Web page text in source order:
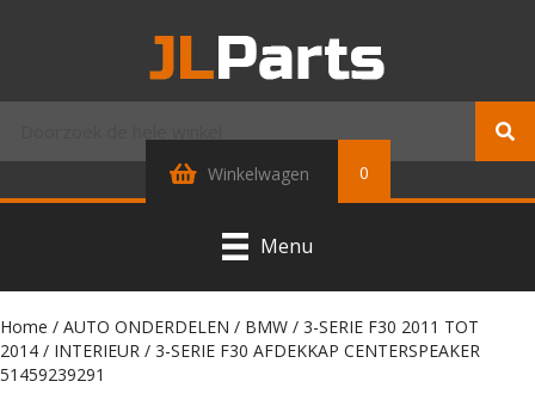
Winkelwagen 0
Menu
Home / AUTO ONDERDELEN / BMW / 3-SERIE F30 2011 TOT
2014 / INTERIEUR / 3-SERIE F30 AFDEKKAP CENTERSPEAKER
51459239291